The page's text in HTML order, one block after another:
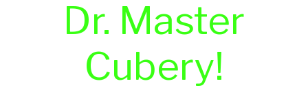
Dr. Master
Cubery!